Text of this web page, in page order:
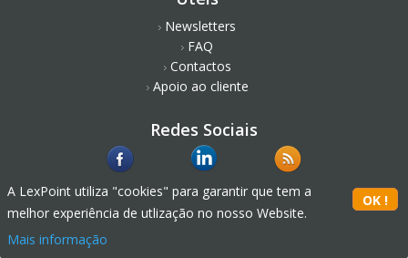
Newsletters
FAQ
Contactos
Apoio ao cliente
Redes Sociais
A LexPoint utiliza "cookies" para garantir que tem a
melhor experiência de utlização no nosso Website.
Mais informação